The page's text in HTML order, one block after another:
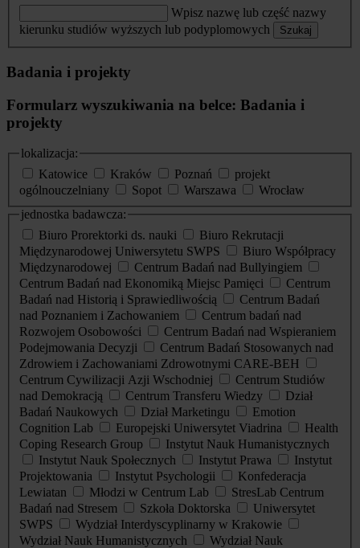
Wpisz nazwę lub część nazwy
kierunku studiów wyższych lub podyplomowych
Szukaj
Badania i projekty
Formularz wyszukiwania na belce: Badania i
projekty
lokalizacja:
Katowice
Kraków Poznań
projekt
ogólnouczelniany
Sopot Warszawa
Wrocław
jednostka badawcza:
Biuro Prorektorki ds. nauki
Biuro Rekrutacji
Międzynarodowej Uniwersytetu SWPS
Biuro Współpracy
Międzynarodowej
Centrum Badań nad Bullyingiem
Centrum Badań nad Ekonomiką Miejsc Pamięci
Centrum
Badań nad Historią i Sprawiedliwością
Centrum Badań
nad Poznaniem i Zachowaniem
Centrum badań nad
Rozwojem Osobowości
Centrum Badań nad Wspieraniem
Podejmowania Decyzji
Centrum Badań Stosowanych nad
Zdrowiem i Zachowaniami Zdrowotnymi CARE-BEH
Centrum Cywilizacji Azji Wschodniej
Centrum Studiów
nad Demokracją
Centrum Transferu Wiedzy
Dział
Badań Naukowych
Dział Marketingu
Emotion
Cognition Lab
Europejski Uniwersytet Viadrina
Health
Coping Research Group
Instytut Nauk Humanistycznych
Instytut Nauk Społecznych
Instytut Prawa
Instytut
Projektowania
Instytut Psychologii
Konfederacja
Lewiatan
Młodzi w Centrum Lab
StresLab Centrum
Badań nad Stresem
Szkoła Doktorska
Uniwersytet
SWPS
Wydział Interdyscyplinarny w Krakowie
Wydział Nauk Humanistycznych
Wydział Nauk